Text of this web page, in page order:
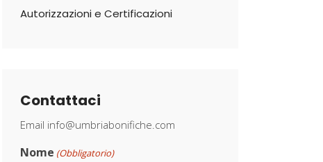
Autorizzazioni e Certificazioni
Contattaci
Email info@umbriabonifiche.com
Nome (Obbligatorio)